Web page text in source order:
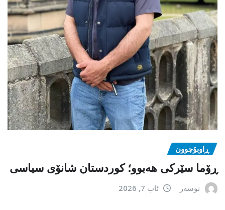
ڕاوبۆچوون
ڕۆما سێرکی هەبوو؛ کوردستان شانۆی سیاسی
نوسەر ئاب 7, 2026